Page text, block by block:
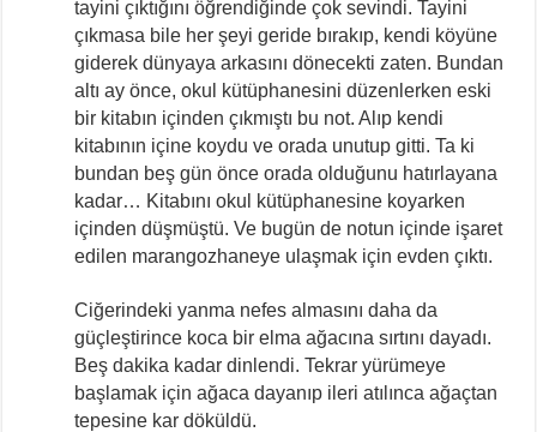
tayini çıktığını öğrendiğinde çok sevindi. Tayini
çıkmasa bile her şeyi geride bırakıp, kendi köyüne
giderek dünyaya arkasını dönecekti zaten. Bundan
altı ay önce, okul kütüphanesini düzenlerken eski
bir kitabın içinden çıkmıştı bu not. Alıp kendi
kitabının içine koydu ve orada unutup gitti. Ta ki
bundan beş gün önce orada olduğunu hatırlayana
kadar… Kitabını okul kütüphanesine koyarken
içinden düşmüştü. Ve bugün de notun içinde işaret
edilen marangozhaneye ulaşmak için evden çıktı.
Ciğerindeki yanma nefes almasını daha da
güçleştirince koca bir elma ağacına sırtını dayadı.
Beş dakika kadar dinlendi. Tekrar yürümeye
başlamak için ağaca dayanıp ileri atılınca ağaçtan
tepesine kar döküldü.